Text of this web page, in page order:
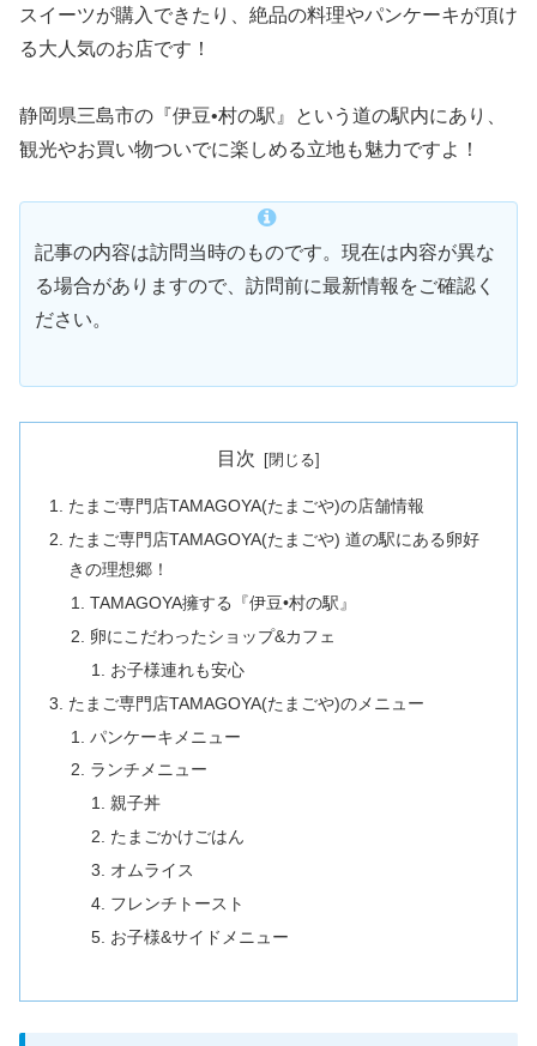
スイーツが購入できたり、絶品の料理やパンケーキが頂け
る大人気のお店です！
静岡県三島市の『伊豆•村の駅』という道の駅内にあり、
観光やお買い物ついでに楽しめる立地も魅力ですよ！
記事の内容は訪問当時のものです。現在は内容が異な
る場合がありますので、訪問前に最新情報をご確認く
ださい。
目次
たまご専門店TAMAGOYA(たまごや)の店舗情報
たまご専門店TAMAGOYA(たまごや) 道の駅にある卵好
きの理想郷！
TAMAGOYA擁する『伊豆•村の駅』
卵にこだわったショップ&カフェ
お子様連れも安心
たまご専門店TAMAGOYA(たまごや)のメニュー
パンケーキメニュー
ランチメニュー
親子丼
たまごかけごはん
オムライス
フレンチトースト
お子様&サイドメニュー